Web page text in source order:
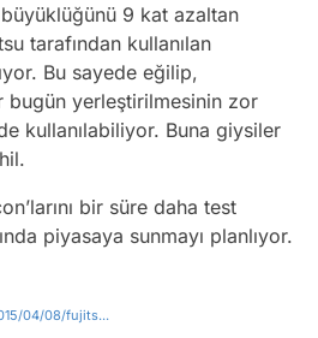
9 kat azaltan
tarafından kullanılan
Bu sayede eğilip,
bugün yerleştirilmesinin zor
kullanılabiliyor. Buna giysiler
bir süre daha test
piyasaya sunmayı planlıyor.
04/08/fujits...